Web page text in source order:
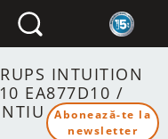
INTUITION
EA877D10 /
Abonează-te la
newsletter